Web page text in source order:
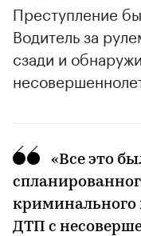
Преступление
Водитель за
сзади и
«Все это
криминального
ДТП с